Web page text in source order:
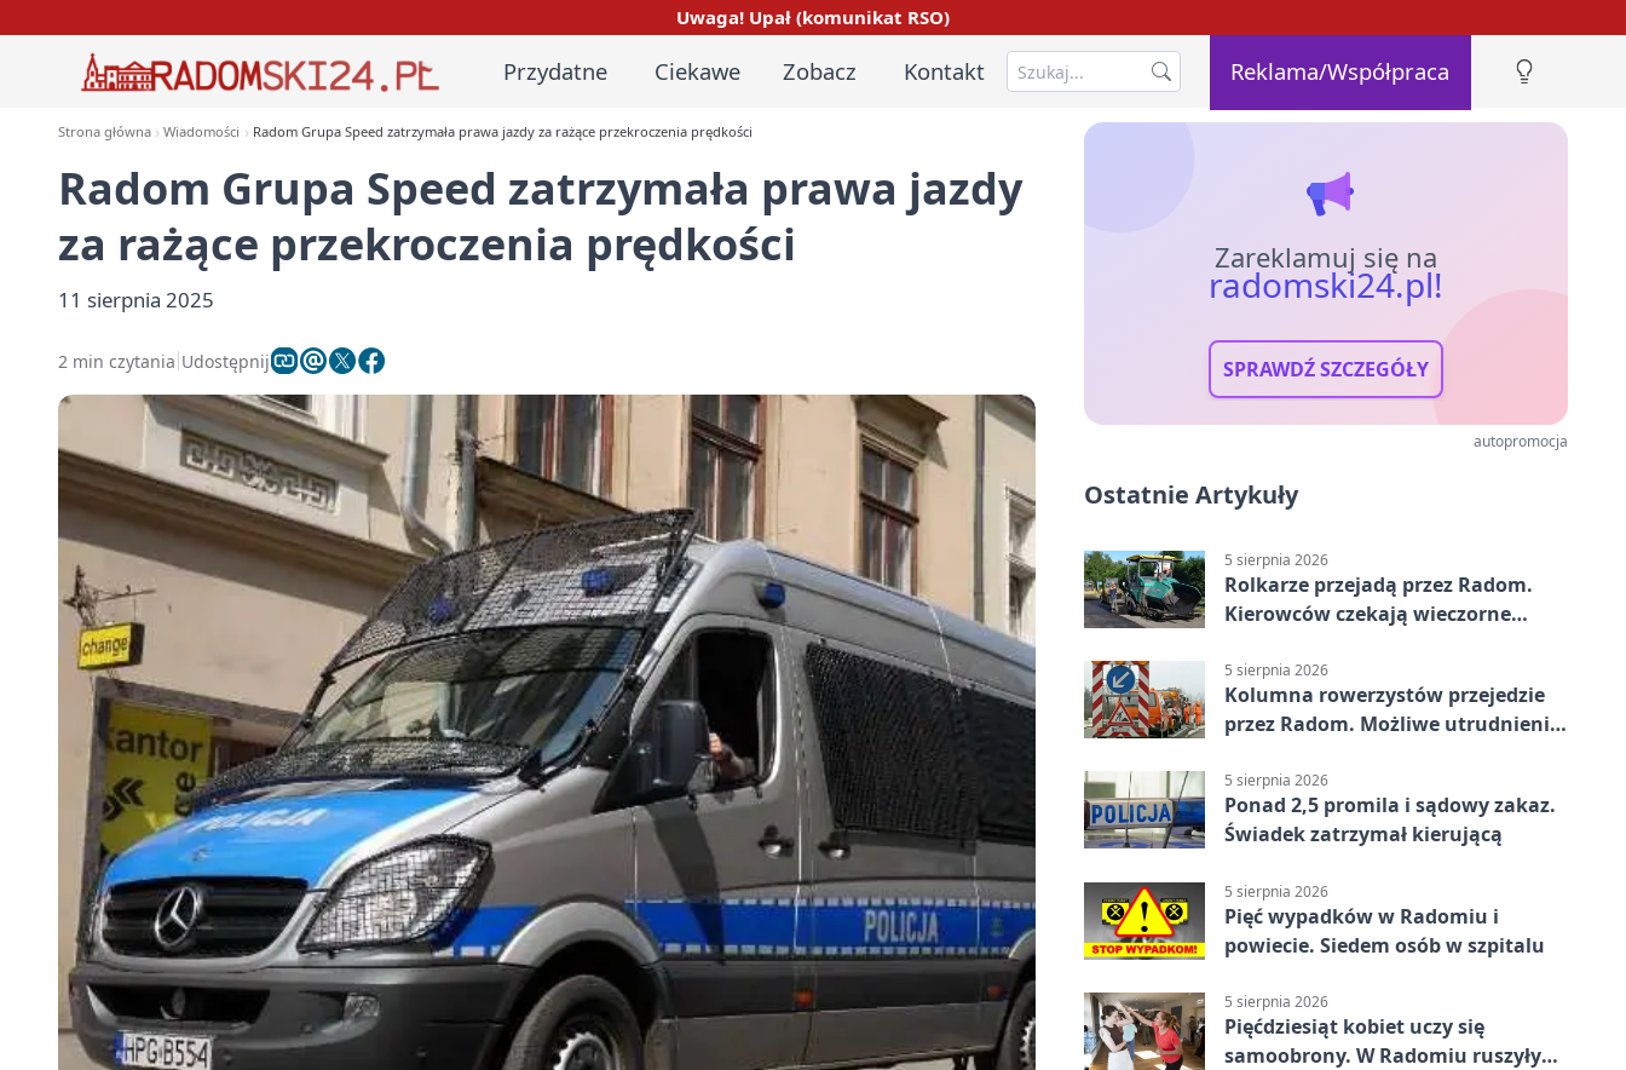
Uwaga! Upał (komunikat RSO)
Przydatne Ciekawe Zobacz Kontakt Reklama/Współpraca
Strona główna Wiadomości Radom Grupa Speed zatrzymała prawa jazdy za rażące przekroczenia prędkości
Radom Grupa Speed zatrzymała prawa jazdy
za rażące przekroczenia prędkości
11 sierpnia 2025
2 min czytania Udostępnij
Zareklamuj się na
radomski24.pl!
SPRAWDŹ SZCZEGÓŁY
autopromocja
Ostatnie Artykuły
5 sierpnia 2026
Rolkarze przejadą przez Radom.
Kierowców czekają wieczorne
5 sierpnia 2026
Kolumna rowerzystów przejedzie
przez Radom. Możliwe utrudnienia
5 sierpnia 2026
Ponad 2,5 promila i sądowy zakaz.
Świadek zatrzymał kierującą
5 sierpnia 2026
Pięć wypadków w Radomiu i
powiecie. Siedem osób w szpitalu
5 sierpnia 2026
Pięćdziesiąt kobiet uczy się
samoobrony. W Radomiu ruszyły